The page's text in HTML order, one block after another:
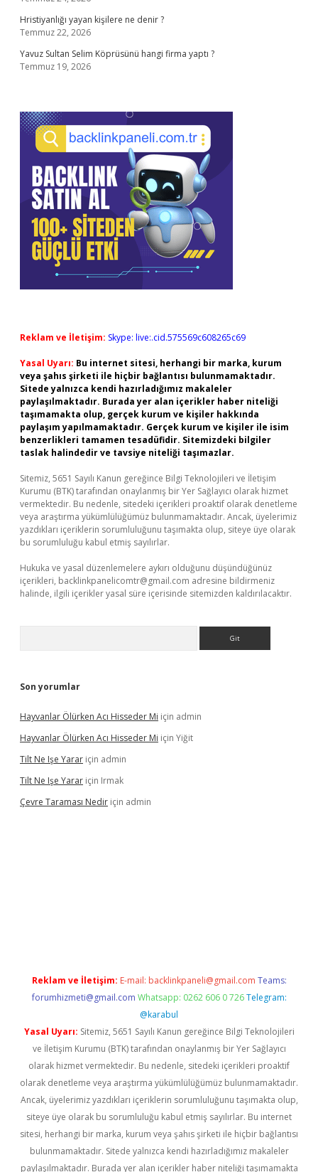
Hristiyanlığı yayan kişilere ne denir ?
Temmuz 22, 2026
Yavuz Sultan Selim Köprüsünü hangi firma yaptı ?
Temmuz 19, 2026
Reklam ve İletişim: Skype: live:.cid.575569c608265c69
Yasal Uyarı: Bu internet sitesi, herhangi bir marka, kurum
veya şahıs şirketi ile hiçbir bağlantısı bulunmamaktadır.
Sitede yalnızca kendi hazırladığımız makaleler
paylaşılmaktadır. Burada yer alan içerikler haber niteliği
taşımamakta olup, gerçek kurum ve kişiler hakkında
paylaşım yapılmamaktadır. Gerçek kurum ve kişiler ile isim
benzerlikleri tamamen tesadüfidir. Sitemizdeki bilgiler
taslak halindedir ve tavsiye niteliği taşımazlar.
Sitemiz, 5651 Sayılı Kanun gereğince Bilgi Teknolojileri ve İletişim
Kurumu (BTK) tarafından onaylanmış bir Yer Sağlayıcı olarak hizmet
vermektedir. Bu nedenle, sitedeki içerikleri proaktif olarak denetleme
veya araştırma yükümlülüğümüz bulunmamaktadır. Ancak, üyelerimiz
yazdıkları içeriklerin sorumluluğunu taşımakta olup, siteye üye olarak
bu sorumluluğu kabul etmiş sayılırlar.
Hukuka ve yasal düzenlemelere aykırı olduğunu düşündüğünüz
içerikleri, backlinkpanelicomtr@gmail.com adresine bildirmeniz
halinde, ilgili içerikler yasal süre içerisinde sitemizden kaldırılacaktır.
Son yorumlar
Hayvanlar Ölürken Acı Hisseder Mi için admin
Hayvanlar Ölürken Acı Hisseder Mi için Yiğit
Tilt Ne Işe Yarar için admin
Tilt Ne Işe Yarar için Irmak
Çevre Taraması Nedir için admin
Reklam ve İletişim: E-mail: backlinkpaneli@gmail.com Teams:
forumhizmeti@gmail.com Whatsapp: 0262 606 0 726 Telegram:
@karabul
Yasal Uyarı: Sitemiz, 5651 Sayılı Kanun gereğince Bilgi Teknolojileri
ve İletişim Kurumu (BTK) tarafından onaylanmış bir Yer Sağlayıcı
olarak hizmet vermektedir. Bu nedenle, sitedeki içerikleri proaktif
olarak denetleme veya araştırma yükümlülüğümüz bulunmamaktadır.
Ancak, üyelerimiz yazdıkları içeriklerin sorumluluğunu taşımakta olup,
siteye üye olarak bu sorumluluğu kabul etmiş sayılırlar. Bu internet
sitesi, herhangi bir marka, kurum veya şahıs şirketi ile hiçbir bağlantısı
bulunmamaktadır. Sitede yalnızca kendi hazırladığımız makaleler
paylaşılmaktadır. Burada yer alan içerikler haber niteliği taşımamakta